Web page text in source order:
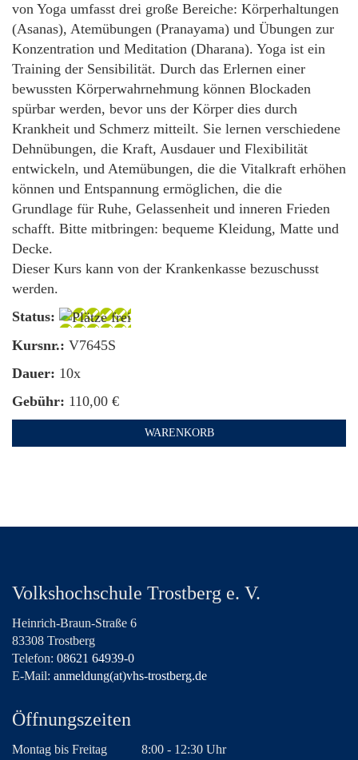
von Yoga umfasst drei große Bereiche: Körperhaltungen
(Asanas), Atemübungen (Pranayama) und Übungen zur
Konzentration und Meditation (Dharana). Yoga ist ein
Training der Sensibilität. Durch das Erlernen einer
bewussten Körperwahrnehmung können Blockaden
spürbar werden, bevor uns der Körper dies durch
Krankheit und Schmerz mitteilt. Sie lernen verschiedene
Dehnübungen, die Kraft, Ausdauer und Flexibilität
entwickeln, und Atemübungen, die die Vitalkraft erhöhen
können und Entspannung ermöglichen, die die
Grundlage für Ruhe, Gelassenheit und inneren Frieden
schafft. Bitte mitbringen: bequeme Kleidung, Matte und
Decke.
Dieser Kurs kann von der Krankenkasse bezuschusst
werden.
Status:
Kursnr.: V7645S
Dauer: 10x
Gebühr: 110,00 €
WARENKORB
Volkshochschule Trostberg e. V.
Heinrich-Braun-Straße 6
83308 Trostberg
Telefon: 08621 64939-0
E-Mail: anmeldung(at)vhs-trostberg.de
Öffnungszeiten
Montag bis Freitag 8:00 - 12:30 Uhr